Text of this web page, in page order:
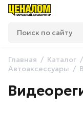
Главная Каталог
Автоаксессуары